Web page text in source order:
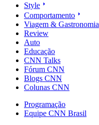
Style
Comportamento
Viagem & Gastronomia
Review
Auto
Educação
CNN Talks
Fórum CNN
Blogs CNN
Colunas CNN
Programação
Equipe CNN Brasil